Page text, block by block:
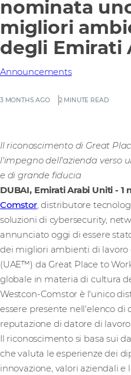
nominata
migliori
degli
3 MONTHS AGO 2 MINUTE READ
Announcements
Il riconoscimento di Great
l'impegno dell'azienda verso
e di grande fiducia
DUBAI, Emirati Arabi Uniti - 1
Comstor, distributore
soluzioni di cybersecurity,
annunciato oggi di essere
dei migliori ambienti di
(UAE™) da Great Place to
globale in materia di cultura
Westcon-Comstor è l'unico
essere presente nell'elenco di
reputazione di datore di
Il riconoscimento si basa sui
che valuta le esperienze dei
innovazione, valori aziendali